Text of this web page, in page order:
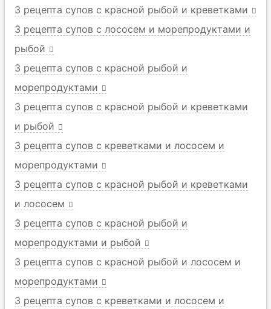
3 рецепта супов с красной рыбой и креветками
3 рецепта супов с лососем и морепродуктами и
рыбой
3 рецепта супов с красной рыбой и
морепродуктами
3 рецепта супов с красной рыбой и креветками
и рыбой
3 рецепта супов с креветками и лососем и
морепродуктами
3 рецепта супов с красной рыбой и креветками
и лососем
3 рецепта супов с красной рыбой и
морепродуктами и рыбой
3 рецепта супов с красной рыбой и лососем и
морепродуктами
3 рецепта супов с креветками и лососем и